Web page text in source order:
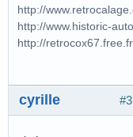
http://
http://www.historic-
http://retrocox67.free.fr
#3
cyrille